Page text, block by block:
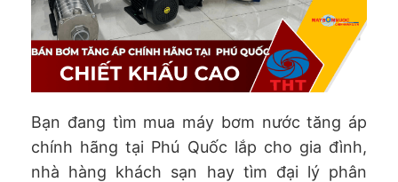
Bạn đang tìm mua máy bơm nước tăng áp
chính hãng tại Phú Quốc lắp cho gia đình,
nhà hàng khách sạn hay tìm đại lý phân